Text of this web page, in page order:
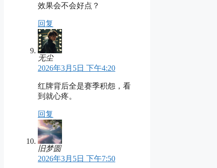
效果会不会好点？
回复
无尘
2026年3月5日 下午4:20
红牌背后全是赛季积怨，看
到就心疼。
回复
旧梦圆
2026年3月5日 下午7:50